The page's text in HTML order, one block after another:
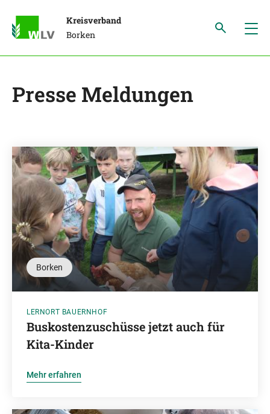
Kreisverband
Borken
Presse Meldungen
Borken
LERNORT BAUERNHOF
Buskostenzuschüsse jetzt auch für
Kita-Kinder
Mehr erfahren